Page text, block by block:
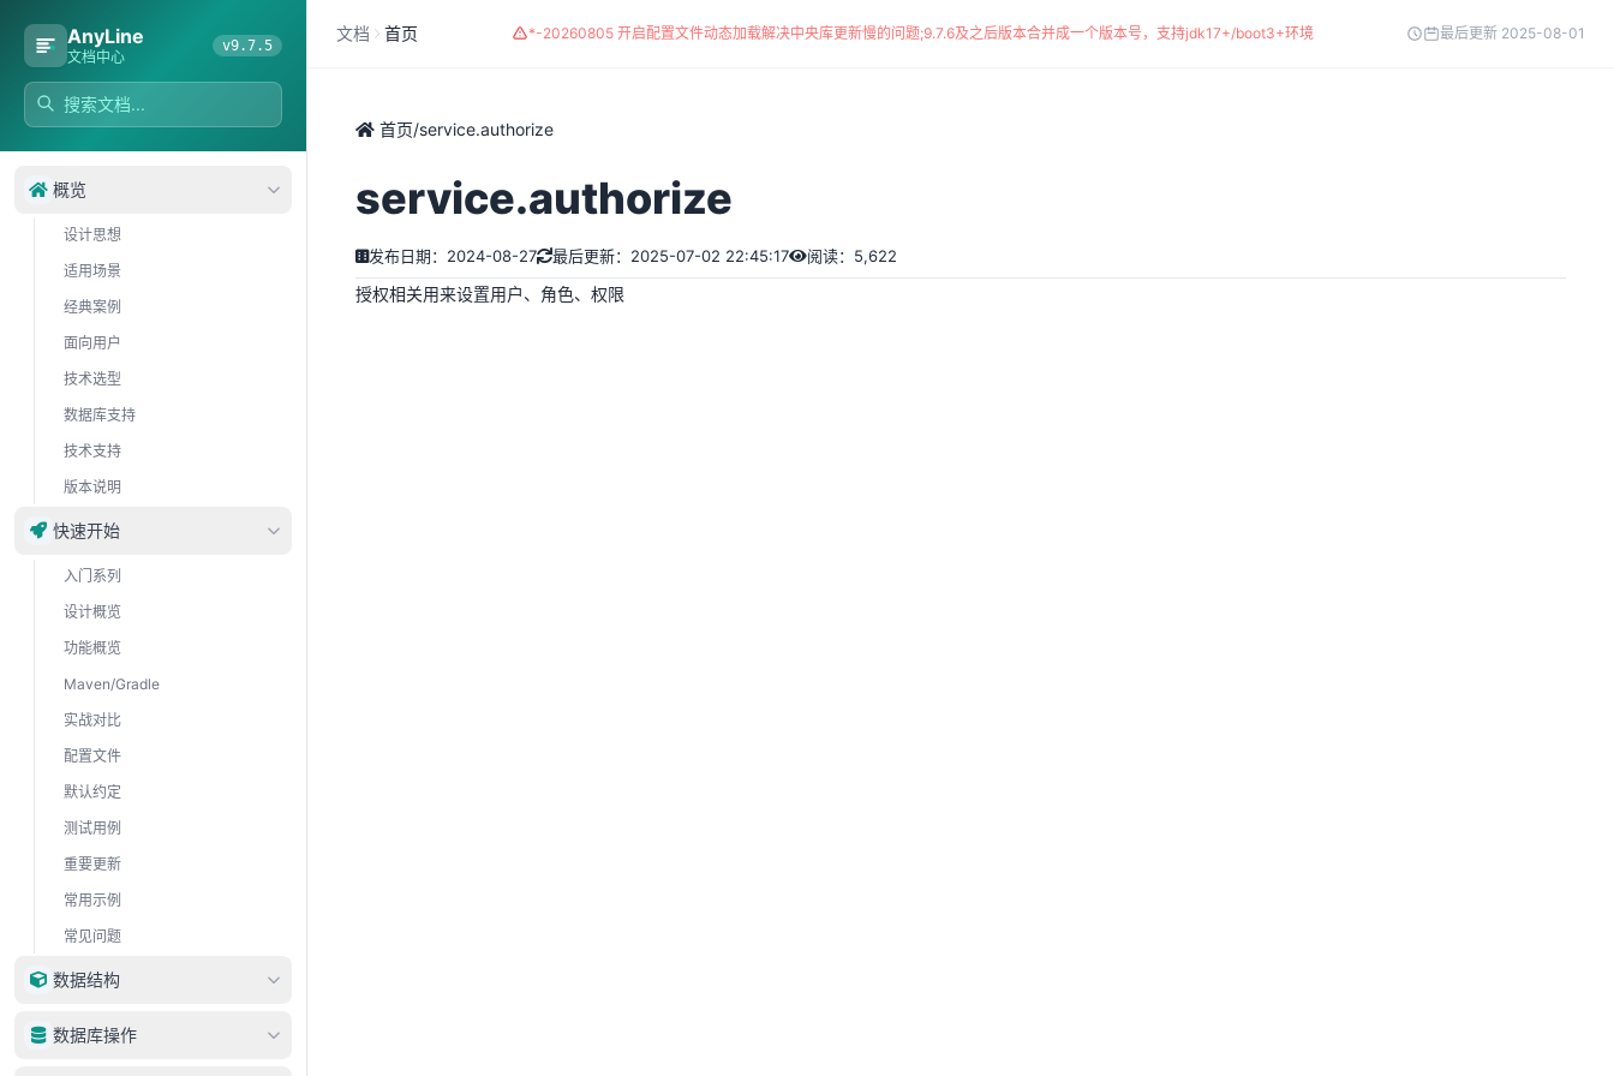
AnyLine
文档中心
v9.7.5
概览
设计思想
适用场景
经典案例
面向用户
技术选型
数据库支持
技术支持
版本说明
快速开始
入门系列
设计概览
功能概览
Maven/Gradle
实战对比
配置文件
默认约定
测试用例
重要更新
常用示例
常见问题
数据结构
DataType
数据库操作
文档 首页 *-20260805 开启配置文件动态加载解决中央库更新慢的问题;9.7.6及之后版本合并成一个版本号，支持jdk17+/boot3+环境 最后更新 2025-08-01
首页/service.authorize
service.authorize
发布日期：2024-08-27 最后更新：2025-07-02 22:45:17 阅读：5,622
授权相关用来设置用户、角色、权限